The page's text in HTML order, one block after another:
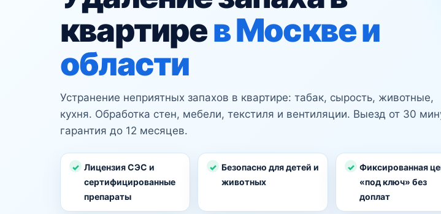
Москва
квартирев Москве и
области
Устранение неприятных запахов в квартире: табак, сырость, животные,
кухня. Обработка стен, мебели, текстиля и вентиляции. Выезд от 30
гарантия до 12 месяцев.
Лицензия СЭС и
сертифицированные
препараты
Безопасно для детей и
животных
Фиксированная
«под ключ» без
доплат